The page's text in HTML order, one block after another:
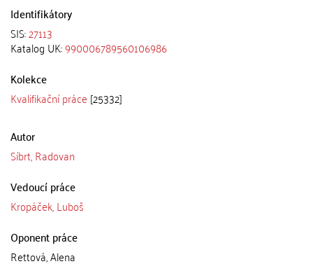
Identifikátory
SIS:27113
Katalog UK:990006789560106986
Kolekce
Kvalifikační práce [25332]
Autor
Síbrt, Radovan
Vedoucí práce
Kropáček, Luboš
Oponent práce
Rettová, Alena